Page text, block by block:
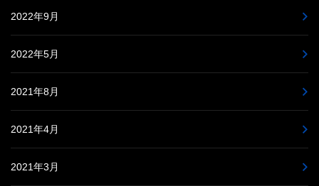
2022年9月
2022年5月
2021年8月
2021年4月
2021年3月